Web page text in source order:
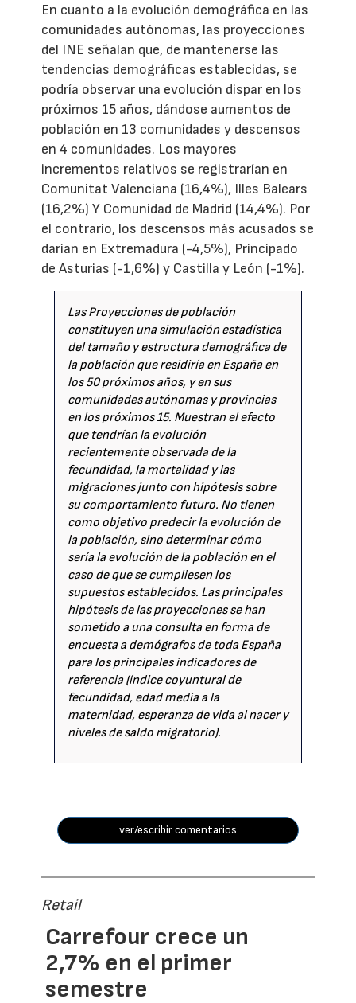
En cuanto a la evolución demográfica en las
comunidades autónomas, las proyecciones
del INE señalan que, de mantenerse las
tendencias demográficas establecidas, se
podría observar una evolución dispar en los
próximos 15 años, dándose aumentos de
población en 13 comunidades y descensos
en 4 comunidades. Los mayores
incrementos relativos se registrarían en
Comunitat Valenciana (16,4%), Illes Balears
(16,2%) Y Comunidad de Madrid (14,4%). Por
el contrario, los descensos más acusados se
darían en Extremadura (-4,5%), Principado
de Asturias (-1,6%) y Castilla y León (-1%).
Las Proyecciones de población
constituyen una simulación estadística
del tamaño y estructura demográfica de
la población que residiría en España en
los 50 próximos años, y en sus
comunidades autónomas y provincias
en los próximos 15. Muestran el efecto
que tendrían la evolución
recientemente observada de la
fecundidad, la mortalidad y las
migraciones junto con hipótesis sobre
su comportamiento futuro. No tienen
como objetivo predecir la evolución de
la población, sino determinar cómo
sería la evolución de la población en el
caso de que se cumpliesen los
supuestos establecidos. Las principales
hipótesis de las proyecciones se han
sometido a una consulta en forma de
encuesta a demógrafos de toda España
para los principales indicadores de
referencia (índice coyuntural de
fecundidad, edad media a la
maternidad, esperanza de vida al nacer y
niveles de saldo migratorio).
ver/escribir comentarios
Retail
Carrefour crece un
2,7% en el primer
semestre